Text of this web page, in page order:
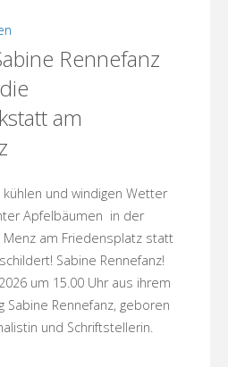
Rennefanz
am
und windigen Wetter
Apfelbäumen in der
Menz am Friedensplatz statt
Sabine Rennefanz!
um 15.00 Uhr aus ihrem
Sabine Rennefanz, geboren
und Schriftstellerin.